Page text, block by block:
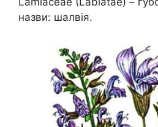
назви: шалвія.